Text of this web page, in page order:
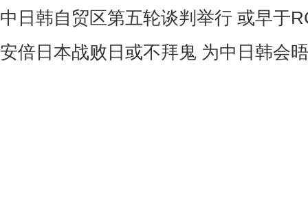
中日韩自贸区第五轮谈判举行 或早于
安倍日本战败日或不拜鬼 为中日韩会